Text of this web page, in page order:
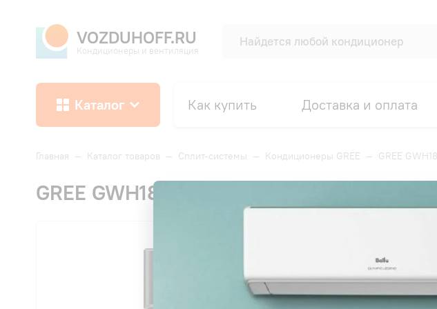
VOZDUHOFF.RU
Кондиционеры и вентиляция
Каталог Как купить Доставка и оплата
Главная — Каталог товаров — Сплит-системы — Кондиционеры GREE — GREE
GREE GWH18AVDXE-K6DNA1A AIRY